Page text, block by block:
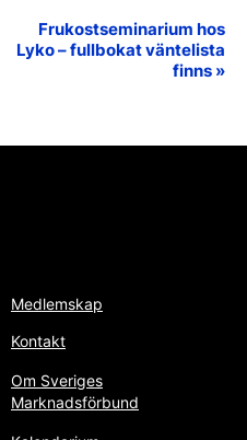
Frukostseminarium hos
Lyko – fullbokat väntelista
finns »
Medlemskap
Kontakt
Om Sveriges
Marknadsförbund